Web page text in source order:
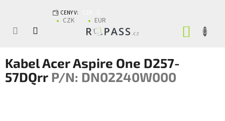
CENY V:
CZK EUR
Kabel Acer Aspire One D257-
57DQrr P/N: DN02240W000